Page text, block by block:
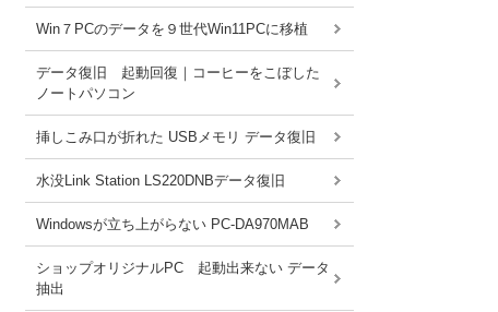
Win７PCのデータを９世代Win11PCに移植
データ復旧 起動回復｜コーヒーをこぼした
ノートパソコン
挿しこみ口が折れた USBメモリ データ復旧
水没Link Station LS220DNBデータ復旧
Windowsが立ち上がらない PC-DA970MAB
ショップオリジナルPC 起動出来ない データ
抽出